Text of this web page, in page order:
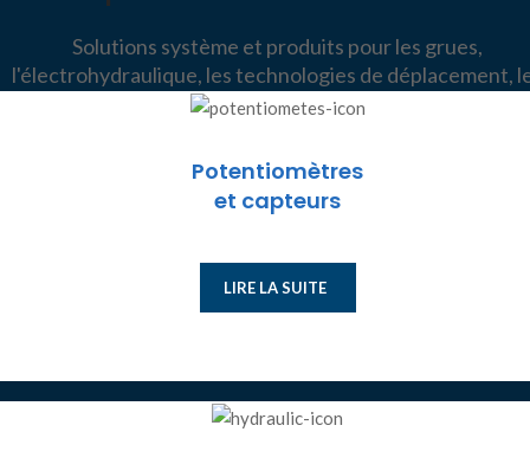
Solutions système et produits pour les grues,
l'électrohydraulique, les technologies de déplacement,
applications industrielles, les navires, les trains et les
Potentiomètres
et capteurs
LIRE LA SUITE